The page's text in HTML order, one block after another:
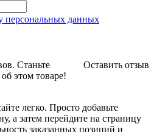
персональных данных
Оставить отзыв
Станьте
этом товаре!
легко. Просто добавьте
а затем перейдите на страницу
заказанных позиций и